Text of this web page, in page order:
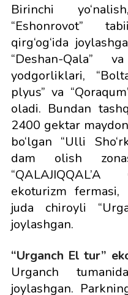
Birinchi
“Eshonrovot”
qirg‘og‘ida
“Deshan-Qala”
yodgorliklari,
plyus” va
oladi. Bundan
2400 gektar
bo‘lgan “Ulli
dam olish
“QALAJIQQAL’A
ekoturizm fermasi,
juda chiroyli
joylashgan.
“Urganch El tur”
Urganch
joylashgan.